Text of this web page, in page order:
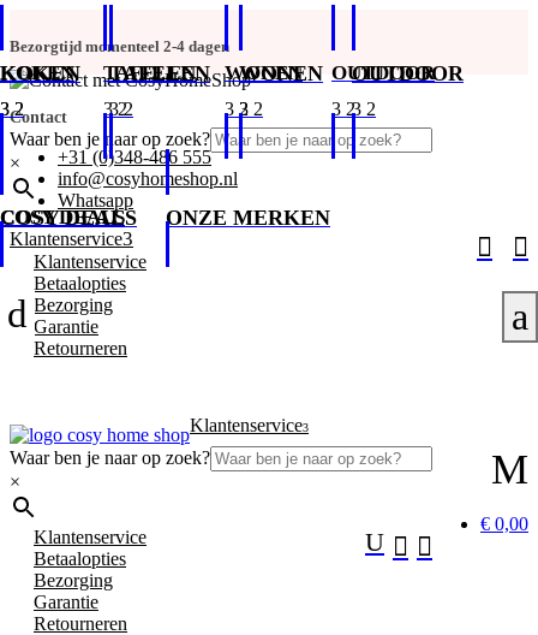
Bezorgtijd momenteel 2-4 dagen
Contact
+31 (0)348-486 555
info@cosyhomeshop.nl
Whatsapp
Waar ben je naar op zoek?
×


Klantenservice3
Klantenservice
Betaalopties
Bezorging
Garantie
Retourneren
KOKEN TAFELEN WONEN OUTDOOR
COSY DEALS
d
Waar ben je naar op zoek?
×
M
€ 0,00


U
Klantenservice3
Klantenservice
Betaalopties
Bezorging
Garantie
Retourneren
KOKEN TAFELEN WONEN OUTDOOR
COSY DEALS ONZE MERKEN
a